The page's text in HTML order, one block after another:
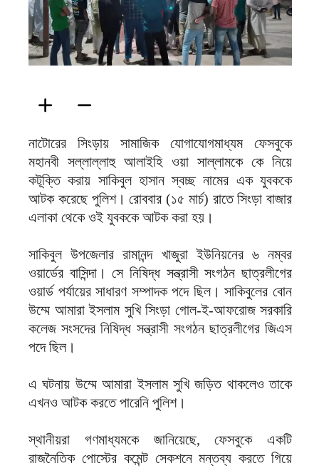
নাটোরের সিংড়ায় সামাজিক যোগাযোগমাধ্যম ফেসবুকে
মহানবী সল্লাল্লাহু আলাইহি ওয়া সাল্লামকে কে নিয়ে
কটূক্তি করায় সাকিবুল হাসান স্বচ্ছ নামের এক যুবককে
আটক করেছে পুলিশ। রোববার (১৫ মার্চ) রাতে সিংড়া বাজার
এলাকা থেকে ওই যুবককে আটক করা হয়।
সাকিবুল উপজেলার রামানন্দ খাজুরা ইউনিয়নের ৬ নম্বর
ওয়ার্ডের বাসিন্দা। সে নিষিদ্ধ সন্ত্রাসী সংগঠন ছাত্রলীগের
ওয়ার্ড পর্যায়ের সাধারণ সম্পাদক পদে ছিল। সাকিবুলের বোন
উম্মে আমারা ইসলাম সুখি সিংড়া গোল-ই-আফরোজ সরকারি
কলেজ সংসদের নিষিদ্ধ সন্ত্রাসী সংগঠন ছাত্রলীগের জিএস
পদে ছিল।
এ ঘটনায় উম্মে আমারা ইসলাম সুখি জড়িত থাকলেও তাকে
এখনও আটক করতে পারেনি পুলিশ।
স্থানীয়রা গণমাধ্যমকে জানিয়েছে, ফেসবুকে একটি
রাজনৈতিক পোস্টের কমেন্ট সেকশনে মন্তব্য করতে গিয়ে